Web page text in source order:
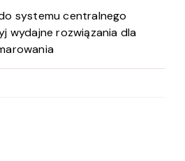
systemu centralnego
wydajne rozwiązania dla